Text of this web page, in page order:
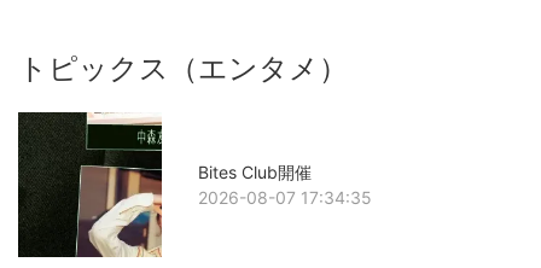
トピックス（エンタメ）
Bites Club開催
2026-08-07 17:34:35